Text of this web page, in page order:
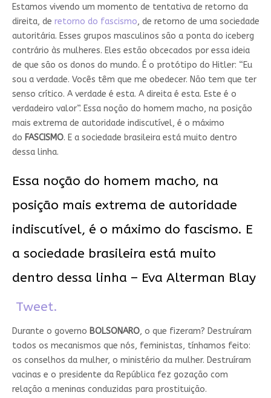
Estamos vivendo um momento de tentativa de retorno da
direita, de retorno do fascismo, de retorno de uma sociedade
autoritária. Esses grupos masculinos são a ponta do iceberg
contrário às mulheres. Eles estão obcecados por essa ideia
de que são os donos do mundo. É o protótipo do Hitler: “Eu
sou a verdade. Vocês têm que me obedecer. Não tem que ter
senso crítico. A verdade é esta. A direita é esta. Este é o
verdadeiro valor”. Essa noção do homem macho, na posição
mais extrema de autoridade indiscutível, é o máximo
do FASCISMO. E a sociedade brasileira está muito dentro
dessa linha.
Essa noção do homem macho, na
posição mais extrema de autoridade
indiscutível, é o máximo do fascismo. E
a sociedade brasileira está muito
dentro dessa linha – Eva Alterman Blay
Tweet.
Durante o governo BOLSONARO, o que fizeram? Destruíram
todos os mecanismos que nós, feministas, tínhamos feito:
os conselhos da mulher, o ministério da mulher. Destruíram
vacinas e o presidente da República fez gozação com
relação a meninas conduzidas para prostituição.